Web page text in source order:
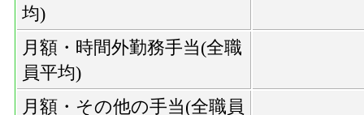
均)
月額・時間外勤務手当(全職
員平均)
月額・その他の手当(全職員